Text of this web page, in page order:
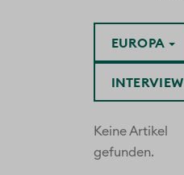
EUROPA
INTERVIEW
Keine Artikel
gefunden.